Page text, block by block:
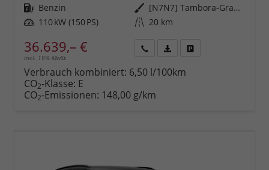
Kraftstoff Benzin Außenfarbe
[N7N7] Tambora-Grau Metallic
Leistung 110 kW (150 PS) Kilometerstand 20 km
36.639,– €
incl. 19% MwSt.
anfordern
Datei,
Verbrauch kombiniert: 6,50 l/100km
CO2-Klasse: E
CO2-Emissionen: 148,00 g/km